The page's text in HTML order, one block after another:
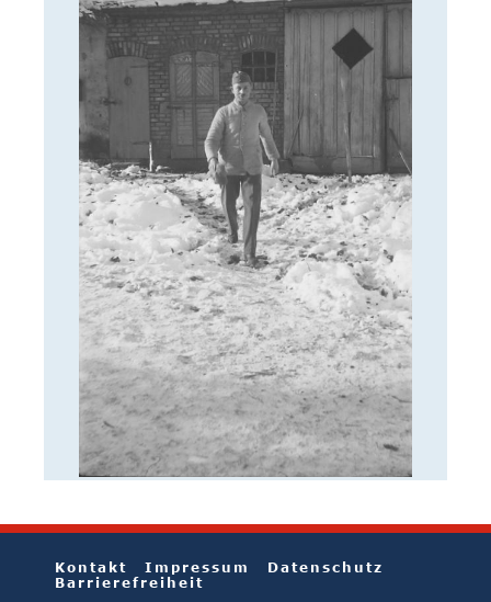
Kontakt Impressum
Datenschutz
Barrierefreiheit